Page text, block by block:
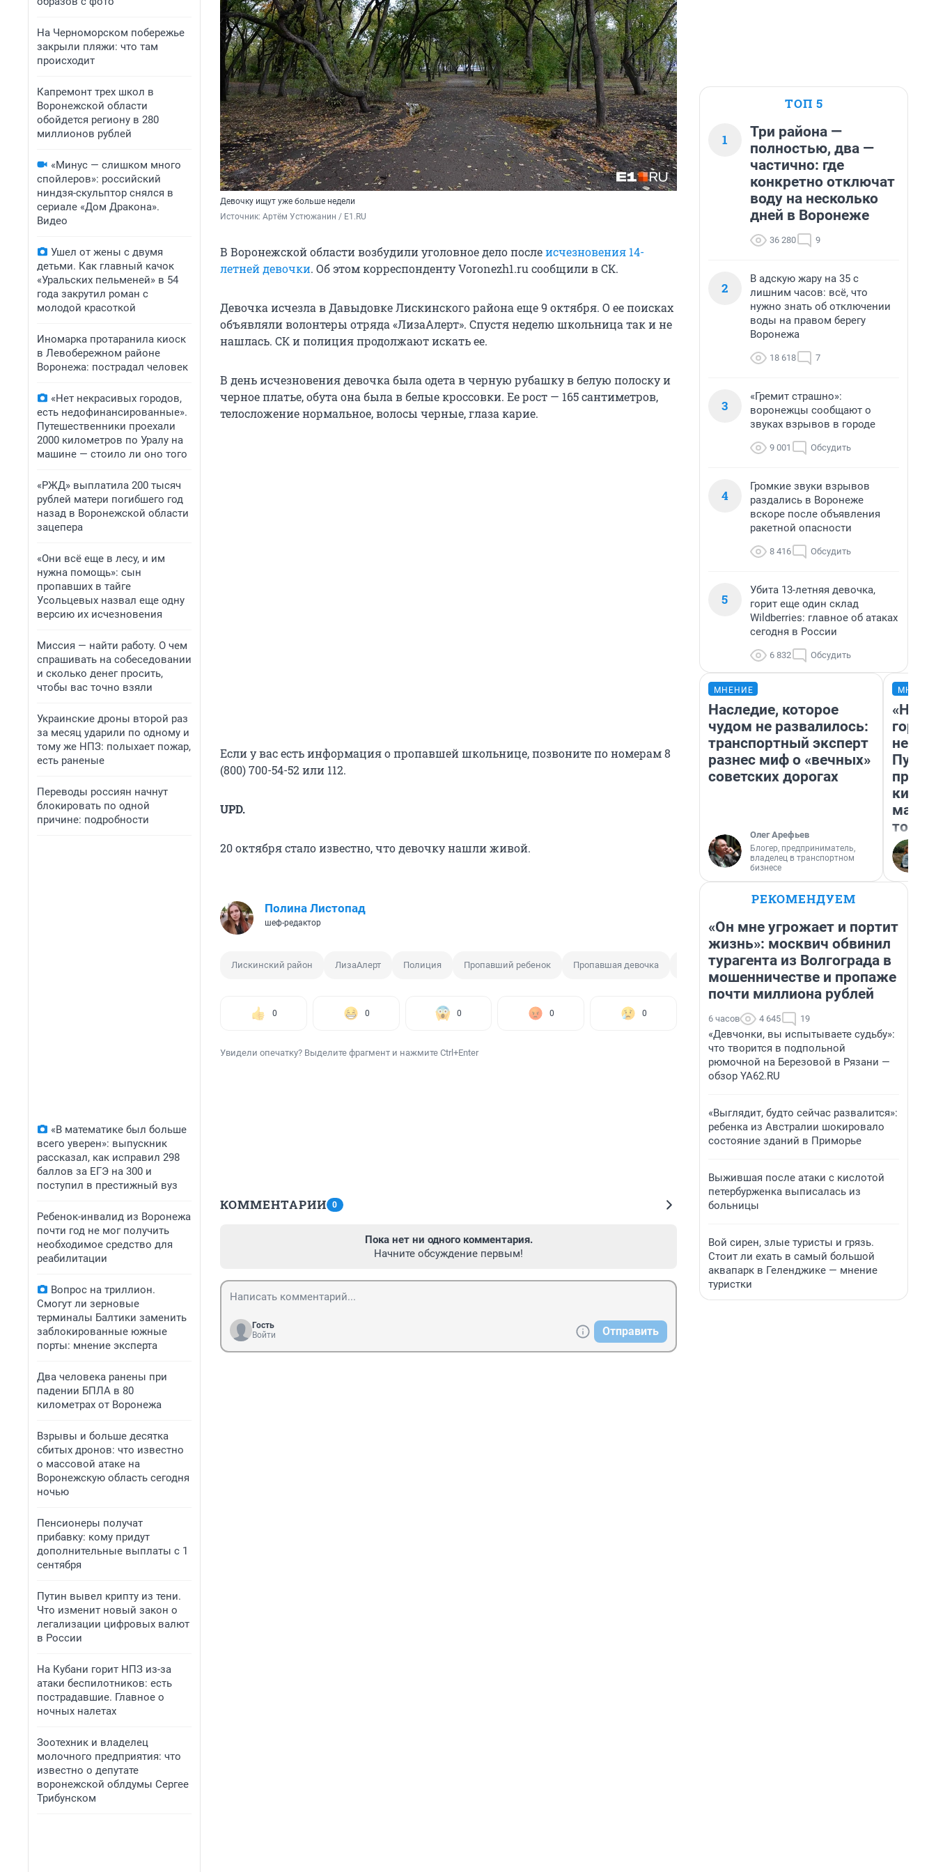
На Черноморском побережье
закрыли пляжи: что там
происходит
Капремонт трех школ в
Воронежской области
обойдется региону в 280
миллионов рублей
«Минус — слишком много
спойлеров»: российский
ниндзя-скульптор снялся в
сериале «Дом Дракона».
Видео
Ушел от жены с двумя
детьми. Как главный качок
«Уральских пельменей» в 54
года закрутил роман с
молодой красоткой
Иномарка протаранила киоск
в Левобережном районе
Воронежа: пострадал человек
«Нет некрасивых городов,
есть недофинансированные».
Путешественники проехали
2000 километров по Уралу на
машине — стоило ли оно того
«РЖД» выплатила 200 тысяч
рублей матери погибшего год
назад в Воронежской области
зацепера
«Они всё еще в лесу, и им
нужна помощь»: сын
пропавших в тайге
Усольцевых назвал еще одну
версию их исчезновения
Миссия — найти работу. О чем
спрашивать на собеседовании
и сколько денег просить,
чтобы вас точно взяли
Украинские дроны второй раз
за месяц ударили по одному и
тому же НПЗ: полыхает пожар,
есть раненые
Переводы россиян начнут
блокировать по одной
причине: подробности
«В математике был больше
всего уверен»: выпускник
рассказал, как исправил 298
баллов за ЕГЭ на 300 и
поступил в престижный вуз
Ребенок-инвалид из Воронежа
почти год не мог получить
необходимое средство для
реабилитации
Вопрос на триллион.
Смогут ли зерновые
терминалы Балтики заменить
заблокированные южные
порты: мнение эксперта
Два человека ранены при
падении БПЛА в 80
километрах от Воронежа
Взрывы и больше десятка
сбитых дронов: что известно
о массовой атаке на
Воронежскую область сегодня
ночью
Пенсионеры получат
прибавку: кому придут
дополнительные выплаты с 1
сентября
Путин вывел крипту из тени.
Что изменит новый закон о
легализации цифровых валют
в России
На Кубани горит НПЗ из-за
атаки беспилотников: есть
пострадавшие. Главное о
ночных налетах
Зоотехник и владелец
молочного предприятия: что
известно о депутате
воронежской облдумы Сергее
Трибунском
Девочку ищут уже больше недели
Источник: Артём Устюжанин / E1.RU
В Воронежской области возбудили уголовное дело послеисчезновения 14-
летней девочки. Об этом корреспонденту Voronezh1.ru сообщили в СК.
Девочка исчезла в Давыдовке Лискинского района еще 9 октября. О ее поисках
объявляли волонтеры отряда «ЛизаАлерт». Спустя неделю школьница так и не
нашлась. СК и полиция продолжают искать ее.
В день исчезновения девочка была одета в черную рубашку в белую полоску и
черное платье, обута она была в белые кроссовки. Ее рост — 165 сантиметров,
телосложение нормальное, волосы черные, глаза карие.
Если у вас есть информация о пропавшей школьнице, позвоните по номерам 8
(800) 700-54-52 или 112.
UPD.
20 октября стало известно, что девочку нашли живой.
Полина Листопад
шеф-редактор
Лискинский район ЛизаАлерт Полиция Пропавший ребенок Пропавшая девочка Следственный комитет
0 0 0 0 0
Увидели опечатку? Выделите фрагмент и нажмите Ctrl+Enter
КОММЕНТАРИИ 0
Пока нет ни одного комментария.
Начните обсуждение первым!
Гость
Войти
Отправить
ТОП 5
1
Три района —
полностью, два —
частично: где
конкретно отключат
воду на несколько
дней в Воронеже
36 280 9
2
В адскую жару на 35 с
лишним часов: всё, что
нужно знать об отключении
воды на правом берегу
Воронежа
18 618 7
3
«Гремит страшно»:
воронежцы сообщают о
звуках взрывов в городе
9 001 Обсудить
4
Громкие звуки взрывов
раздались в Воронеже
вскоре после объявления
ракетной опасности
8 416 Обсудить
5
Убита 13-летняя девочка,
горит еще один склад
Wildberries: главное об атаках
сегодня в России
6 832 Обсудить
МНЕНИЕ
Наследие, которое
чудом не развалилось:
транспортный эксперт
разнес миф о «вечных»
советских дорогах
Олег Арефьев
Блогер, предприниматель,
владелец в транспортном
бизнесе
«Нет
того
РЕКОМЕНДУЕМ
«Он мне угрожает и портит
жизнь»: москвич обвинил
турагента из Волгограда в
мошенничестве и пропаже
почти миллиона рублей
6 часов 4 645 19
«Девчонки, вы испытываете судьбу»:
что творится в подпольной
рюмочной на Березовой в Рязани —
обзор YA62.RU
«Выглядит, будто сейчас развалится»:
ребенка из Австралии шокировало
состояние зданий в Приморье
Выжившая после атаки с кислотой
петербурженка выписалась из
больницы
Вой сирен, злые туристы и грязь.
Стоит ли ехать в самый большой
аквапарк в Геленджике — мнение
туристки